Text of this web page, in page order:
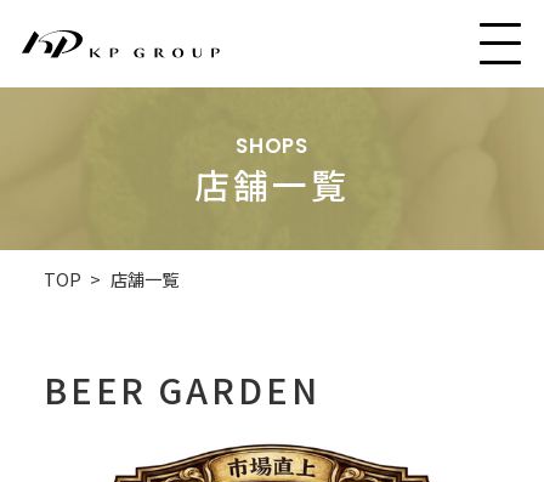
SHOPS
店舗一覧
TOP > 店舗一覧
BEER GARDEN